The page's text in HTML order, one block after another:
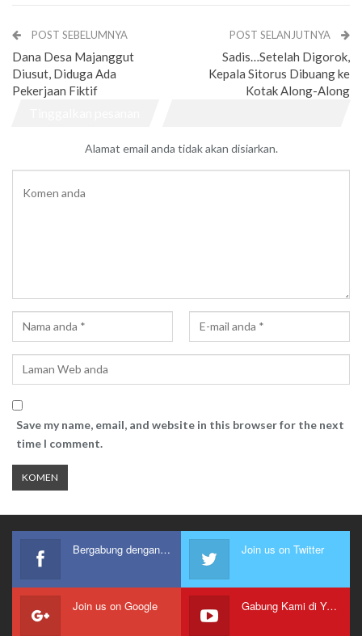
POST SEBELUMNYA
Dana Desa Majanggut
Diusut, Diduga Ada
Pekerjaan Fiktif
POST SELANJUTNYA
Sadis…Setelah Digorok,
Kepala Sitorus Dibuang ke
Kotak Along-Along
Alamat email anda tidak akan disiarkan.
Save my name, email, and website in this browser for the next
time I comment.
Bergabung dengan kami Join us on Twitter
Join us on Google Gabung Kami di Youtube